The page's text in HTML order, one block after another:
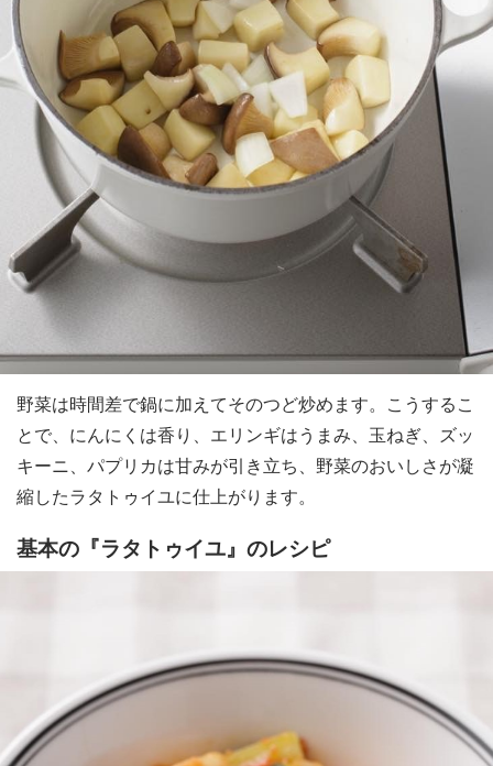
野菜は時間差で鍋に加えてそのつど炒めます。こうするこ
とで、にんにくは香り、エリンギはうまみ、玉ねぎ、ズッ
キーニ、パプリカは甘みが引き立ち、野菜のおいしさが凝
縮したラタトゥイユに仕上がります。
基本の『ラタトゥイユ』のレシピ